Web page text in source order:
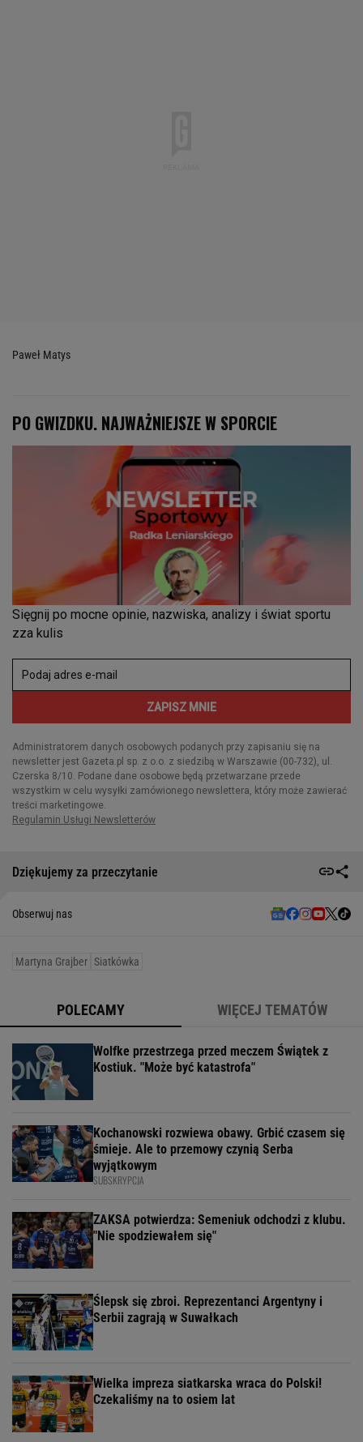
Paweł Matys
Dziękujemy za przeczytanie
Obserwuj nas
Martyna Grajber Siatkówka
POLECAMY WIĘCEJ TEMATÓW
Wolfke przestrzega przed meczem Świątek z
Kostiuk. "Może być katastrofa"
Kochanowski rozwiewa obawy. Grbić czasem się
śmieje. Ale to przemowy czynią Serba
wyjątkowym
SUBSKRYPCJA
ZAKSA potwierdza: Semeniuk odchodzi z klubu.
"Nie spodziewałem się"
Ślepsk się zbroi. Reprezentanci Argentyny i
Serbii zagrają w Suwałkach
Wielka impreza siatkarska wraca do Polski!
Czekaliśmy na to osiem lat